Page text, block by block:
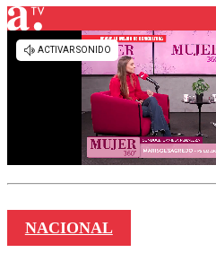
NACIONAL